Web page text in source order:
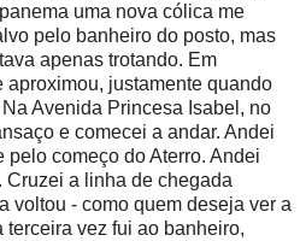
uma nova cólica me
pelo banheiro do posto, mas
apenas trotando. Em
justamente quando
Avenida Princesa Isabel, no
e comecei a andar. Andei
começo do Aterro. Andei
Cruzei a linha de chegada
voltou - como quem deseja ver a
vez fui ao banheiro,